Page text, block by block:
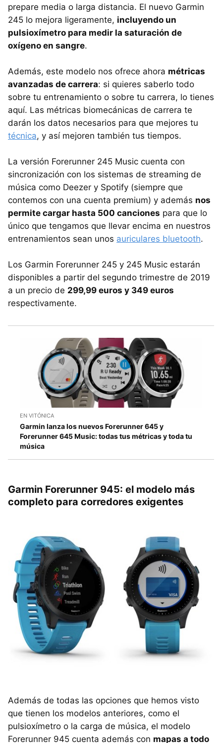
prepare media o larga distancia. El nuevo Garmin
245 lo mejora ligeramente, incluyendo un
pulsioxímetro para medir la saturación de
oxígeno en sangre.
Además, este modelo nos ofrece ahora métricas
avanzadas de carrera: si quieres saberlo todo
sobre tu entrenamiento o sobre tu carrera, lo tienes
aquí. Las métricas biomecánicas de carrera te
darán los datos necesarios para que mejores tu
técnica, y así mejoren también tus tiempos.
La versión Forerunner 245 Music cuenta con
sincronización con los sistemas de streaming de
música como Deezer y Spotify (siempre que
contemos con una cuenta premium) y además nos
permite cargar hasta 500 canciones para que lo
único que tengamos que llevar encima en nuestros
entrenamientos sean unos auriculares bluetooth.
Los Garmin Forerunner 245 y 245 Music estarán
disponibles a partir del segundo trimestre de 2019
a un precio de 299,99 euros y 349 euros
respectivamente.
EN VITÓNICA
Garmin lanza los nuevos Forerunner 645 y
Forerunner 645 Music: todas tus métricas y toda tu
música
Garmin Forerunner 945: el modelo más
completo para corredores exigentes
Además de todas las opciones que hemos visto
que tienen los modelos anteriores, como el
pulsioxímetro o la carga de música, el modelo
Forerunner 945 cuenta además con mapas a todo